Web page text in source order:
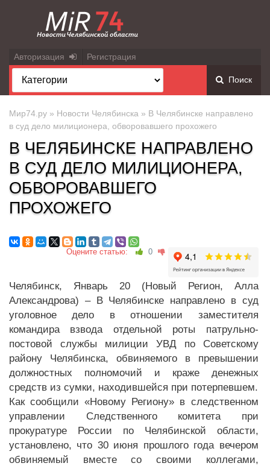
Авторизация Регистрация
Поиск
Мир74.ру » Новости Челябинска » В Челябинске направлено
в суд дело милиционера, обворовавшего прохожего
В ЧЕЛЯБИНСКЕ НАПРАВЛЕНО
В СУД ДЕЛО МИЛИЦИОНЕРА,
ОБВОРОВАВШЕГО
ПРОХОЖЕГО
Оцените статью: 0
Челябинск, Январь 20 (Новый Регион, Алла
Александрова) – В Челябинске направлено в суд
уголовное дело в отношении заместителя
командира взвода отдельной роты патрульно-
постовой службы милиции УВД по Советскому
району Челябинска, обвиняемого в превышении
должностных полномочий и краже денежных
средств из сумки, находившейся при потерпевшем.
Как сообщили «Новому Региону» в следственном
управлении Следственного комитета при
прокуратуре России по Челябинской области,
установлено, что 30 июня прошлого года вечером
обвиняемый вместе со своими коллегами,